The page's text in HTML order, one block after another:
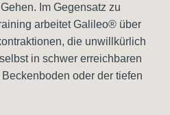
Im Gegensatz zu
arbeitet Galileo® über
die unwillkürlich
in schwer erreichbaren
oder der tiefen